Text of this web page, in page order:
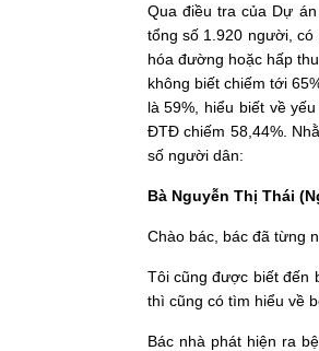
Qua điều tra của Dự
tổng số 1.920 người,
hóa đường hoặc hấp
không biết chiếm tới
là 59%, hiểu biết về
ĐTĐ chiếm 58,44%.
số người dân:
Bà Nguyễn Thị Thái
Chào bác, bác đã từng
Tôi cũng được biết đến
thì cũng có tìm hiểu về
Bác nhà phát hiện ra